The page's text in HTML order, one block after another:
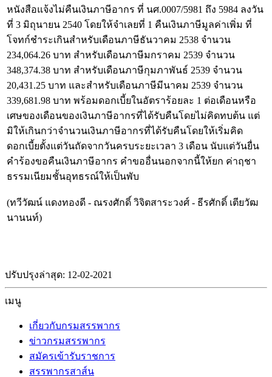
หนังสือแจ้งไม่คืนเงินภาษีอากร ที่ นศ.0007/5981 ถึง 5984 ลงวัน
ที่ 3 มิถุนายน 2540 โดยให้จำเลยที่ 1 คืนเงินภาษีมูลค่าเพิ่ม ที่
โจทก์ชำระเกินสำหรับเดือนภาษีธันวาคม 2538 จำนวน
234,064.26 บาท สำหรับเดือนภาษีมกราคม 2539 จำนวน
348,374.38 บาท สำหรับเดือนภาษีกุมภาพันธ์ 2539 จำนวน
20,431.25 บาท และสำหรับเดือนภาษีมีนาคม 2539 จำนวน
339,681.98 บาท พร้อมดอกเบี้ยในอัตราร้อยละ 1 ต่อเดือนหรือ
เศษของเดือนของเงินภาษีอากรที่ได้รับคืนโดยไม่คิดทบต้น แต่
มิให้เกินกว่าจำนวนเงินภาษีอากรที่ได้รับคืนโดยให้เริ่มคิด
ดอกเบี้ยตั้งแต่วันถัดจากวันครบระยะเวลา 3 เดือน นับแต่วันยื่น
คำร้องขอคืนเงินภาษีอากร คำขออื่นนอกจากนี้ให้ยก ค่าฤชา
ธรรมเนียมชั้นอุทธรณ์ให้เป็นพับ
(ทวีวัฒน์ แดงทองดี - ณรงศักดิ์ วิจิตสาระวงศ์ - ธีรศักดิ์ เตียวัฒ
นานนท์)
ปรับปรุงล่าสุด: 12-02-2021
เมนู
เกี่ยวกับกรมสรรพากร
ข่าวกรมสรรพากร
สมัครเข้ารับราชการ
สรรพากรสาส์น